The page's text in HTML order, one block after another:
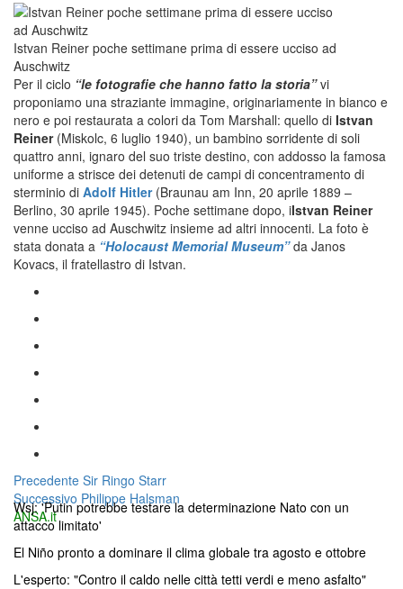
Istvan Reiner poche settimane prima di essere ucciso ad
Auschwitz
Per il ciclo “le fotografie che hanno fatto la storia”vi
proponiamo una straziante immagine, originariamente in bianco e
nero e poi restaurata a colori da Tom Marshall: quello di Istvan
Reiner(Miskolc, 6 luglio 1940), un bambino sorridente di soli
quattro anni, ignaro del suo triste destino, con addosso la famosa
uniforme a strisce dei detenuti de campi di concentramento di
sterminio di Adolf Hitler(Braunau am Inn, 20 aprile 1889 –
Berlino, 30 aprile 1945). Poche settimane dopo, iIstvan Reiner
venne ucciso ad Auschwitz insieme ad altri innocenti. La foto è
stata donata a “Holocaust Memorial Museum”da Janos
Kovacs, il fratellastro di Istvan.
Navigazione
articoli
Precedente Articolo
precedente:
Sir Ringo Starr
Successivo Articolo
successivo:
Philippe Halsman
ANSA.it
Wsj: 'Putin potrebbe testare la determinazione Nato con un
attacco limitato'
El Niño pronto a dominare il clima globale tra agosto e ottobre
L'esperto: "Contro il caldo nelle città tetti verdi e meno asfalto"